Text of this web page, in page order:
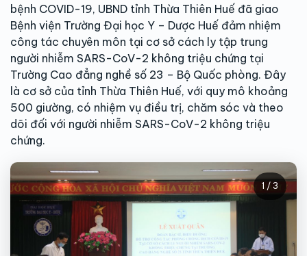
bệnh COVID-19, UBND tỉnh Thừa Thiên Huế đã giao
Bệnh viện Trường Đại học Y – Dược Huế đảm nhiệm
công tác chuyên môn tại cơ sở cách ly tập trung
người nhiễm SARS-CoV-2 không triệu chứng tại
Trường Cao đẳng nghề số 23 – Bộ Quốc phòng. Đây
là cơ sở của tỉnh Thừa Thiên Huế, với quy mô khoảng
500 giường, có nhiệm vụ điều trị, chăm sóc và theo
dõi đối với người nhiễm SARS-CoV-2 không triệu
chứng.
1 / 3